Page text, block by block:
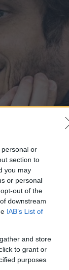
or
section to
you may
or personal
out of the
downstream
IAB’s List of
and store
to grant or
purposes